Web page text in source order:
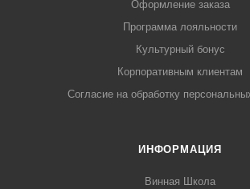
Оформление заказа
Программа лояльности
Культурный бонус
Корпоративным клиентам
Согласие на обработку
ИНФОРМАЦИЯ
Винная Школа